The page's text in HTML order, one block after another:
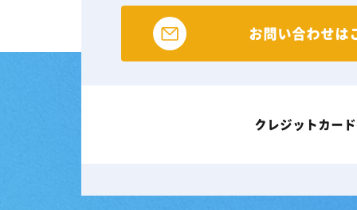
お問い合わせは
クレジットカー